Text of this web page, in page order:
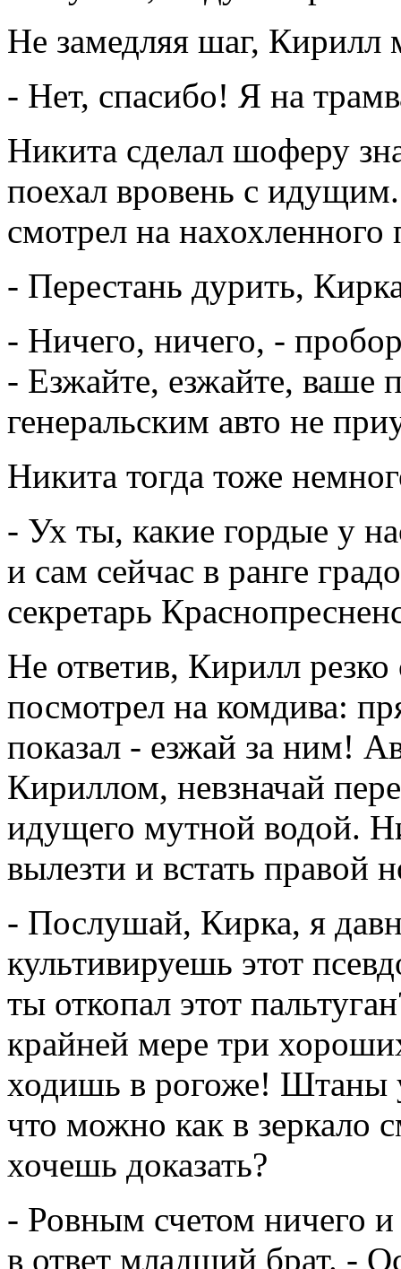
Не замедляя шаг, Кирилл
- Нет, спасибо! Я на
Никита сделал шоферу
поехал вровень с
смотрел на нахохленного
- Перестань дурить,
- Ничего, ничего, -
- Езжайте, езжайте, ваше
генеральским авто не
Никита тогда тоже
- Ух ты, какие гордые у
и сам сейчас в ранге
секретарь
Не ответив, Кирилл
посмотрел на комдива:
показал - езжай за ним!
Кириллом, невзначай
идущего мутной водой.
вылезти и встать правой
- Послушай, Кирка, я
культивируешь этот
ты откопал этот
крайней мере три
ходишь в рогоже! Штаны
что можно как в зеркало
хочешь доказать?
- Ровным счетом ничего
в ответ младший брат. -